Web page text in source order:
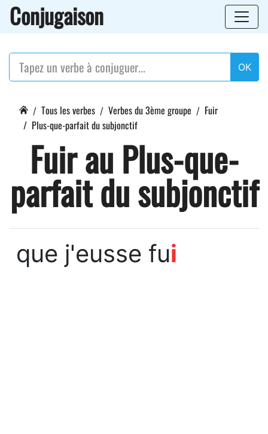
Conjugaison
OK
Tous les verbes Verbes du 3ème groupe
Fuir
Plus-que-parfait du subjonctif
Fuir au Plus-que-
parfait du subjonctif
que j'eusse fui